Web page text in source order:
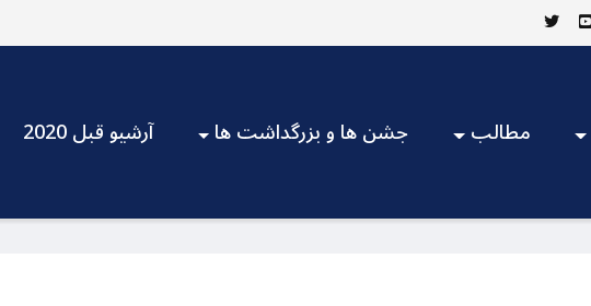
آرشیو قبل 2020 جشن ها و بزرگداشت ها مطالب